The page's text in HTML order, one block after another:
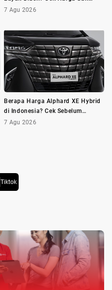
Minusnya Dulu
7 Agu 2026
Berapa Harga Alphard XE Hybrid
di Indonesia? Cek Sebelum
Membeli
7 Agu 2026
Tiktok